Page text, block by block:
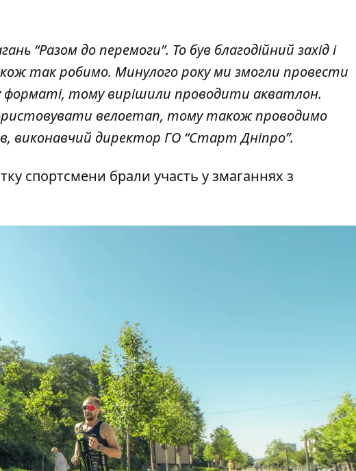
“Разом до перемоги”. То був благодійний захід і
так робимо. Минулого року ми змогли провести
тому вирішили проводити акватлон.
велоетап, тому також проводимо
виконавчий директор ГО “Старт Дніпро”.
спортсмени брали участь у змаганнях з